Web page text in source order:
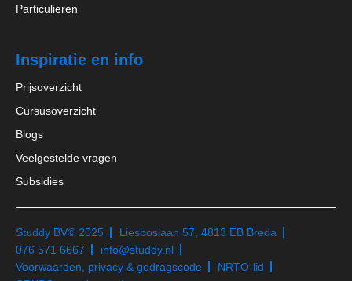
Particulieren
Inspiratie en info
Prijsoverzicht
Cursusoverzicht
Blogs
Veelgestelde vragen
Subsidies
Studdy BV© 2025
Liesboslaan 57, 4813 EB Breda
076 571 6667
info@studdy.nl
Voorwaarden, privacy & gedragscode
NRTO-lid